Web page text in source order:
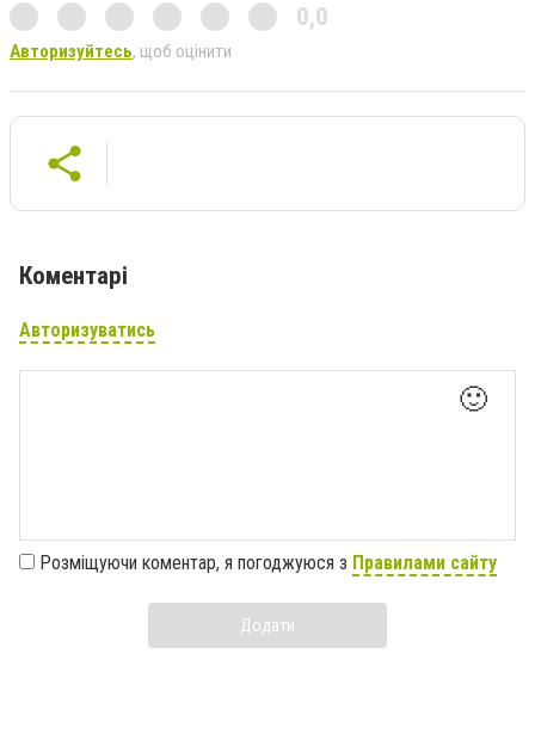
0,0
Авторизуйтесь, щоб оцінити
Коментарі
Авторизуватись
🙂
Розміщуючи коментар, я погоджуюся з Правилами сайту
Додати